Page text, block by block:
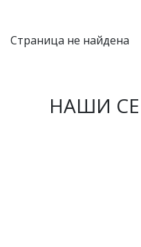
Страница не найдена
НАШИ